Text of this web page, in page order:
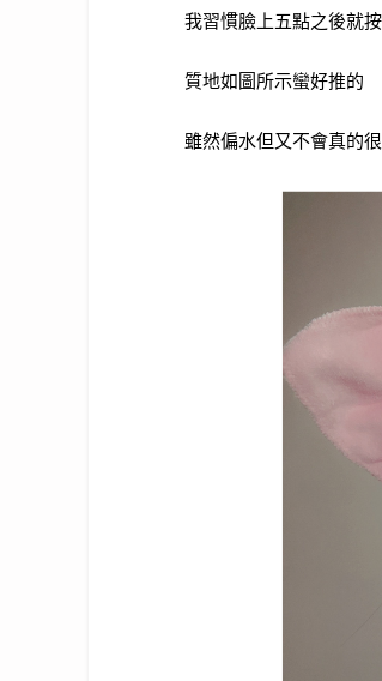
我習慣臉上五點之後就
質地如圖所示蠻好推的
雖然偏水但又不會真的